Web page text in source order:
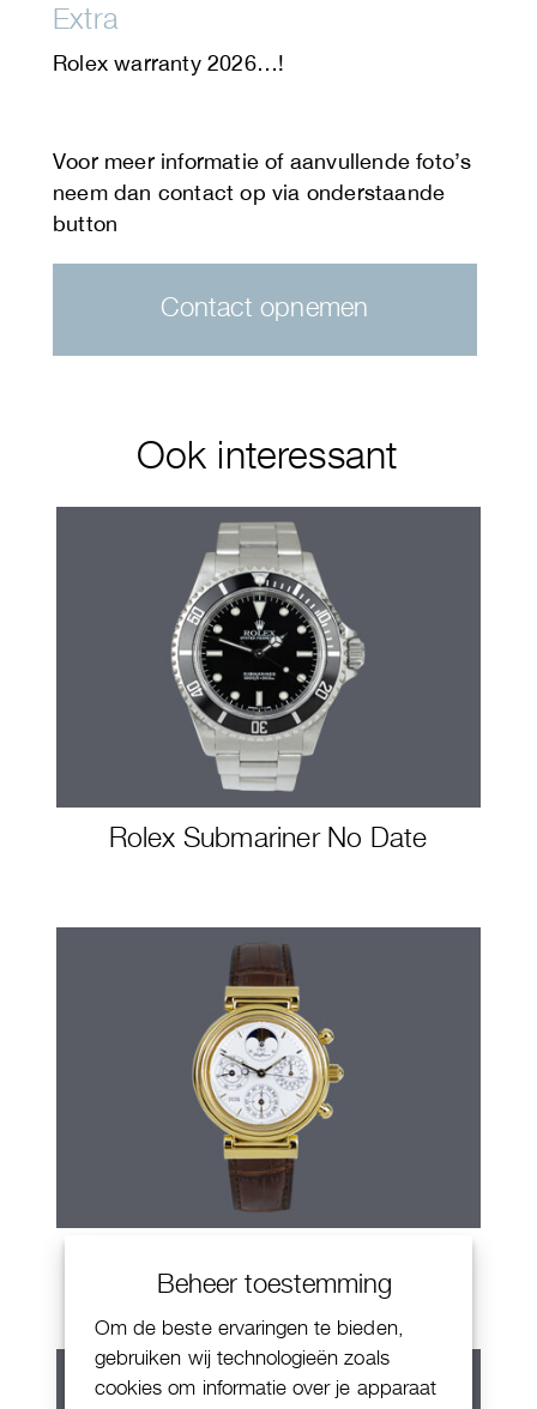
Beheer toestemming
Om de beste ervaringen te bieden,
gebruiken wij technologieën zoals
cookies om informatie over je apparaat
Extra
Rolex warranty 2026…!
Contact opnemen
Ook interessant
Rolex Submariner No Date